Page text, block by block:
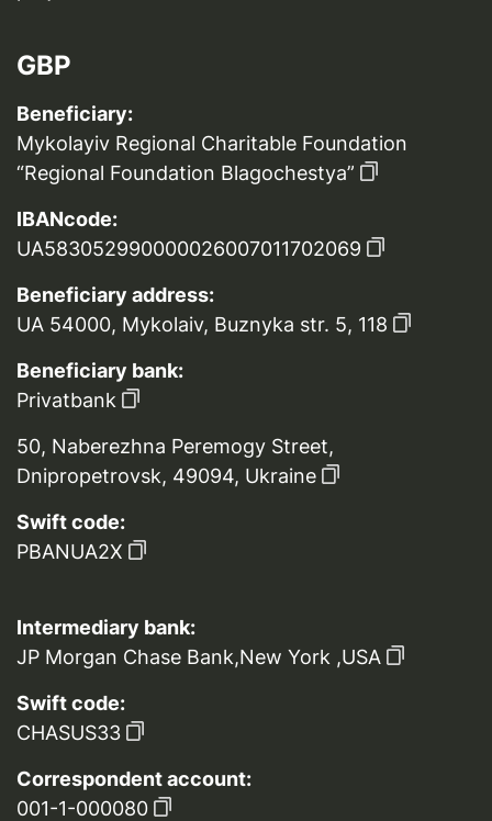
GBP
Beneficiary:
Mykolayiv Regional Charitable Foundation
“Regional Foundation Blagochestya”
IBANcode:
UA583052990000026007011702069
Beneficiary address:
UA 54000, Mykolaiv, Buznyka str. 5, 118
Beneficiary bank:
Privatbank
50, Naberezhna Peremogy Street,
Dnipropetrovsk, 49094, Ukraine
Swift code:
PBANUA2X
Intermediary bank:
JP Morgan Chase Bank,New York ,USA
Swift code:
CHASUS33
Correspondent account:
001-1-000080